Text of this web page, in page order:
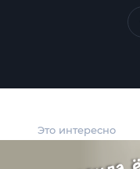
Это интересно